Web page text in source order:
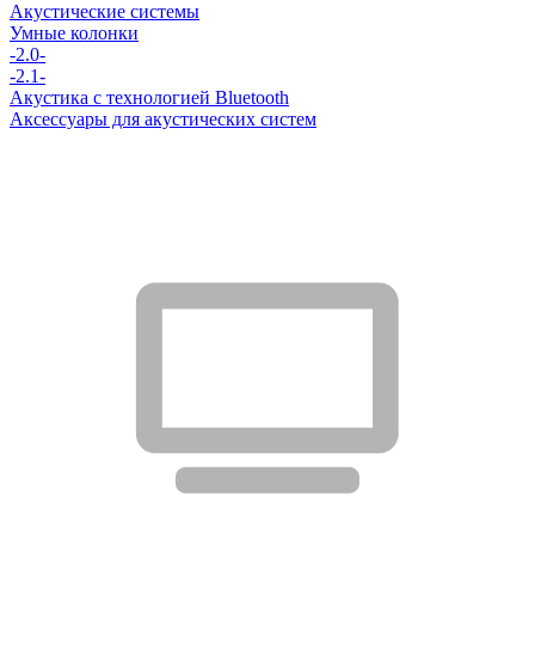
Акустические системы
Умные колонки
-2.0-
-2.1-
Акустика с технологией Bluetooth
Аксессуары для акустических систем